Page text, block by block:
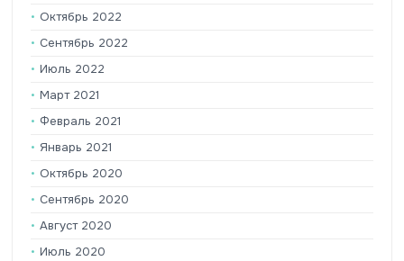
Октябрь 2022
Сентябрь 2022
Июль 2022
Март 2021
Февраль 2021
Январь 2021
Октябрь 2020
Сентябрь 2020
Август 2020
Июль 2020